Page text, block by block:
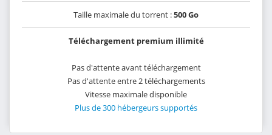
Taille maximale du torrent :500 Go
Téléchargement premium illimité
Pas d'attente avant téléchargement
Pas d'attente entre 2 téléchargements
Vitesse maximale disponible
Plus de 300 hébergeurs supportés